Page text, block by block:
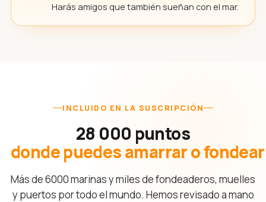
Harás amigos que también sueñan con el mar.
INCLUIDO EN LA SUSCRIPCIÓN
28 000 puntos
donde puedes amarrar o fondear
Más de 6000 marinas y miles de fondeaderos, muelles
y puertos por todo el mundo. Hemos revisado a mano